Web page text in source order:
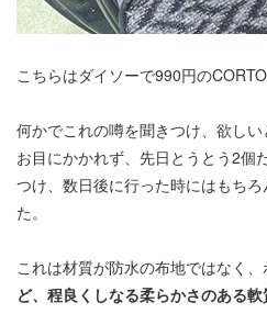
こちらはダイソーで990円の
何かでこれの噂を聞きつけ、欲し
お目にかかれず、先日とうとう2個
つけ、数日後に行った時にはもち
た。
これは材質が防水の布地ではなく、
ど、程良くしなる柔らかさのある